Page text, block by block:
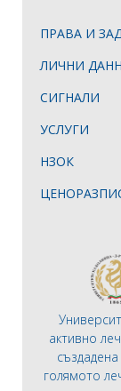
активно
голямото
ПРАВА И
ЛИЧНИ
СИГНАЛИ
УСЛУГИ
НЗОК